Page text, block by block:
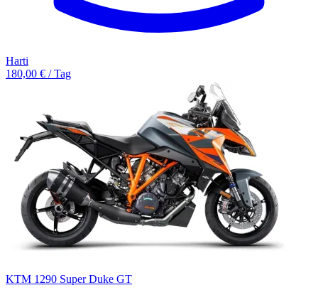
Harti
180,00 € / Tag
KTM 1290 Super Duke GT